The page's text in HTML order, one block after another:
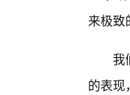
来极致
我
的表现